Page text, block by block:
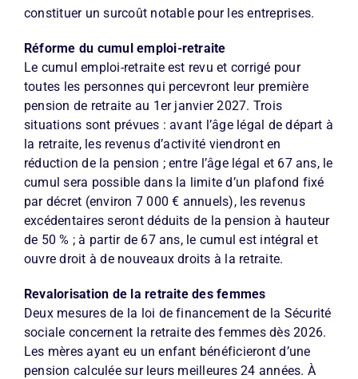
constituer un surcoût notable pour les entreprises.
Réforme du cumul emploi-retraite
Le cumul emploi-retraite est revu et corrigé pour
toutes les personnes qui percevront leur première
pension de retraite au 1er janvier 2027. Trois
situations sont prévues : avant l’âge légal de départ à
la retraite, les revenus d’activité viendront en
réduction de la pension ; entre l’âge légal et 67 ans, le
cumul sera possible dans la limite d’un plafond fixé
par décret (environ 7 000 € annuels), les revenus
excédentaires seront déduits de la pension à hauteur
de 50 % ; à partir de 67 ans, le cumul est intégral et
ouvre droit à de nouveaux droits à la retraite.
Revalorisation de la retraite des femmes
Deux mesures de la loi de financement de la Sécurité
sociale concernent la retraite des femmes dès 2026.
Les mères ayant eu un enfant bénéficieront d’une
pension calculée sur leurs meilleures 24 années. À